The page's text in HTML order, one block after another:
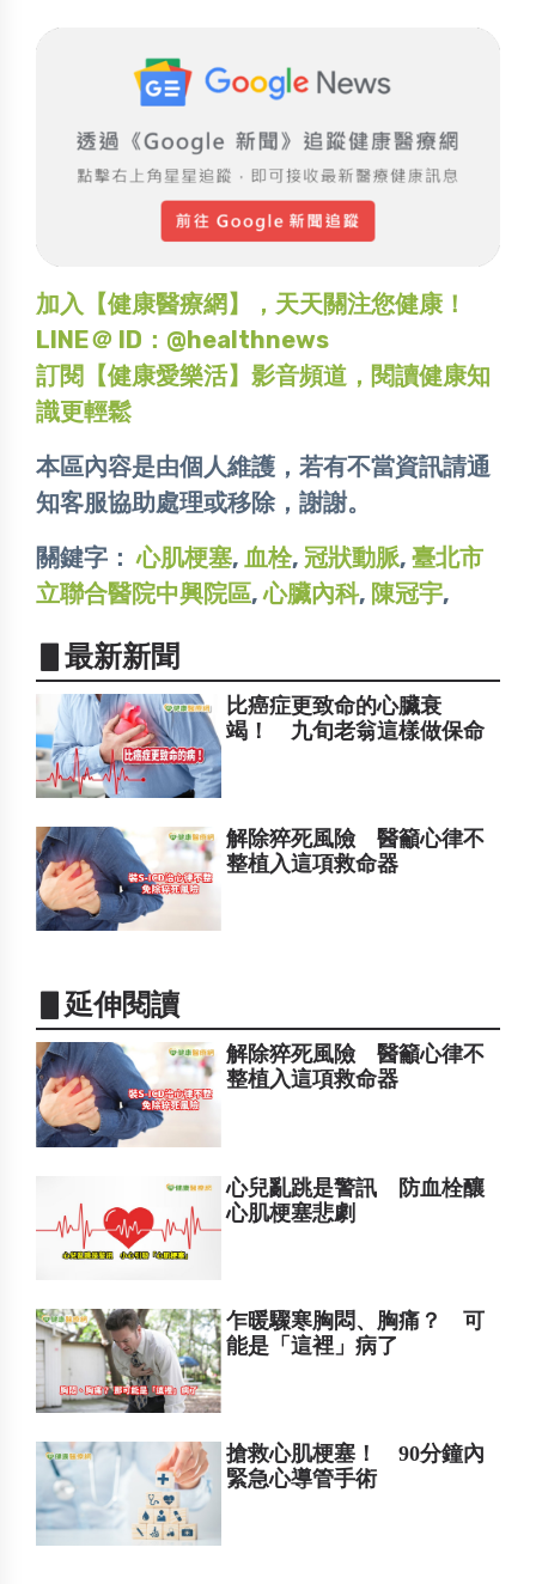
加入【健康醫療網】，天天關注您健康！
LINE＠ ID：@healthnews
訂閱【健康愛樂活】影音頻道，閱讀健康知
識更輕鬆
本區內容是由個人維護，若有不當資訊請通
知客服協助處理或移除，謝謝。
關鍵字：心肌梗塞, 血栓, 冠狀動脈, 臺北市
立聯合醫院中興院區,心臟內科, 陳冠宇,
▋最新新聞
比癌症更致命的心臟衰
竭！ 九旬老翁這樣做保命
解除猝死風險 醫籲心律不
整植入這項救命器
▋延伸閱讀
解除猝死風險 醫籲心律不
整植入這項救命器
心兒亂跳是警訊 防血栓釀
心肌梗塞悲劇
乍暖驟寒胸悶、胸痛？ 可
能是「這裡」病了
搶救心肌梗塞！ 90分鐘內
緊急心導管手術